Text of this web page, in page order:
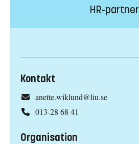
HR-partner
Kontakt
anette.wiklund@liu.se
013-28 68 41
Organisation